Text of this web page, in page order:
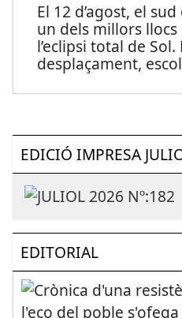
El 12 d’agost, el
un dels millors
l’eclipsi total de
desplaçament,
EDICIÓ IMPRESA
EDITORIAL